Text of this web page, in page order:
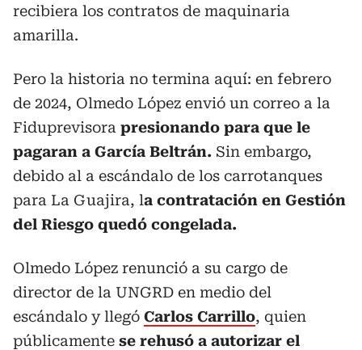
recibiera los contratos de maquinaria
amarilla.
Pero la historia no termina aquí: en febrero
de 2024, Olmedo López envió un correo a la
Fiduprevisora presionando para que le
pagaran a García Beltrán. Sin embargo,
debido al a escándalo de los carrotanques
para La Guajira, la contratación en Gestión
del Riesgo quedó congelada.
Olmedo López renunció a su cargo de
director de la UNGRD en medio del
escándalo y llegó Carlos Carrillo, quien
públicamente se rehusó a autorizar el